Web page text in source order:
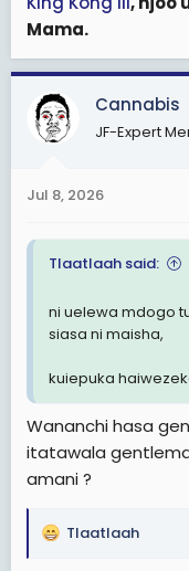
Mama.
Cannabis
JF-Expert
Jul 8, 2026
Tlaatlaah said:
ni uelewa mdogo
siasa ni maisha,
kuiepuka
Wananchi hasa
itatawala
amani ?
R
Tlaatlaah